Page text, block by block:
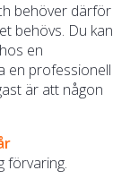
behöver därför
behövs. Du kan
en
en professionell
är att någon
förvaring.